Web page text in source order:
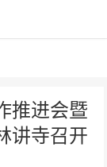
推进会暨
讲寺召开